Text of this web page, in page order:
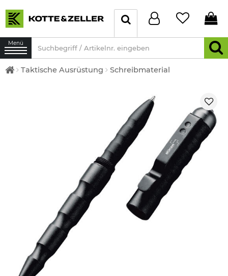
Menü
Taktische Ausrüstung Schreibmaterial